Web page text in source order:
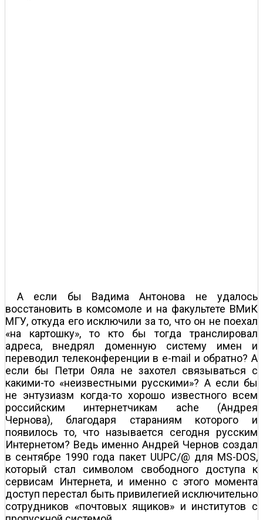
А если бы Вадима Антонова не удалось
восстановить в комсомоле и на факультете ВМиК
МГУ, откуда его исключили за то, что он не поехал
«на картошку», то кто бы тогда транслировал
адреса, внедрял доменную систему имен и
переводил телеконференции в e-mail и обратно? А
если бы Петри Ояла не захотел связываться с
какими-то «неизвестными русскими»? А если бы
не энтузиазм когда-то хорошо известного всем
российским интернетчикам ache (Андрея
Чернова), благодаря стараниям которого и
появилось то, что называется сегодня русским
Интернетом? Ведь именно Андрей Чернов создал
в сентябре 1990 года пакет UUPC/@ для MS-DOS,
который стал символом свободного доступа к
сервисам Интернета, и именно с этого момента
доступ перестал быть привилегией исключительно
сотрудников «почтовых ящиков» и институтов с